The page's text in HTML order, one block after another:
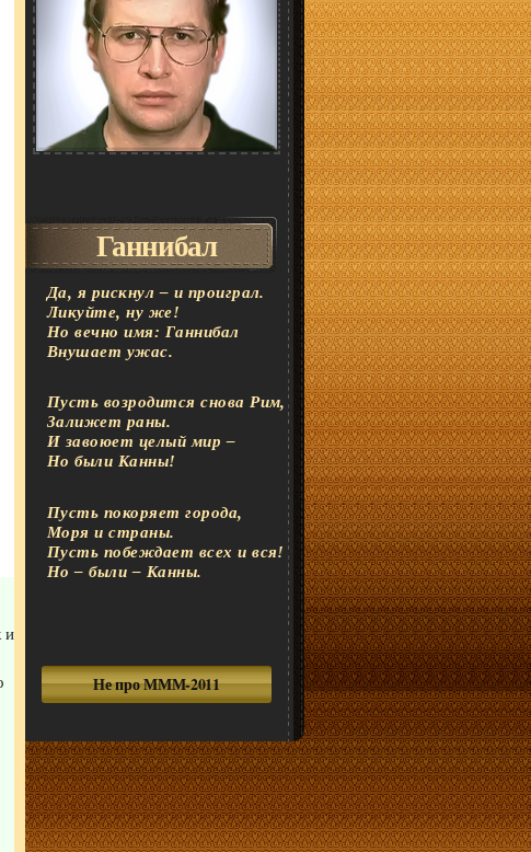
и
Ганнибал
Да, я рискнул – и проиграл.
Ликуйте, ну же!
Но вечно имя: Ганнибал
Внушает ужас.
Пусть возродится снова Рим,
Залижет раны.
И завоюет целый мир –
Но были Канны!
Пусть покоряет города,
Моря и страны.
Пусть побеждает всех и вся!
Но – были – Канны.
Не про МММ-2011